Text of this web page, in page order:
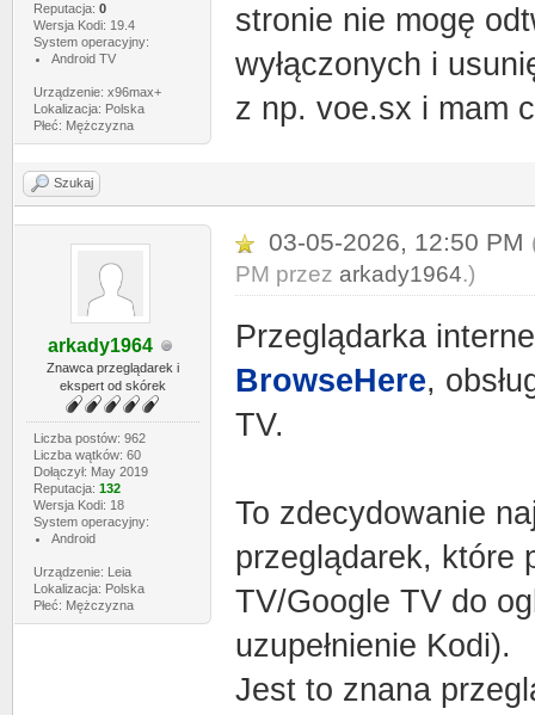
Reputacja: 0
Wersja Kodi: 19.4
System operacyjny:
Android TV
Urządzenie: x96max+
Lokalizacja: Polska
Płeć: Mężczyzna
stronie nie mogę
wyłączonych i
z np. voe.sx i mam
Szukaj
arkady1964
Znawca przeglądarek i
ekspert od skórek
Liczba postów: 962
Liczba wątków: 60
Dołączył: May 2019
Reputacja: 132
Wersja Kodi: 18
System operacyjny:
Android
Urządzenie: Leia
Lokalizacja: Polska
Płeć: Mężczyzna
03-05-2026, 12:50 PM
PM przez arkady1964.)
Przeglądarka
BrowseHere,
TV.
To zdecydowanie
przeglądarek, które
TV/Google TV do
uzupełnienie Kodi).
Jest to znana